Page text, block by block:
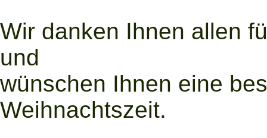
Wir danken Ihnen allen
und
wünschen Ihnen eine
Weihnachtszeit.